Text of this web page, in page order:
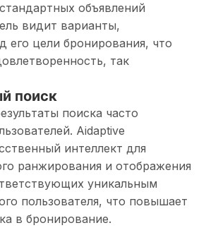
объявлений
видит варианты,
его цели бронирования, что
так
поиск
поиска часто
Aidaptive
интеллект для
ранжирования и отображения
уникальным
пользователя, что повышает
в бронирование.